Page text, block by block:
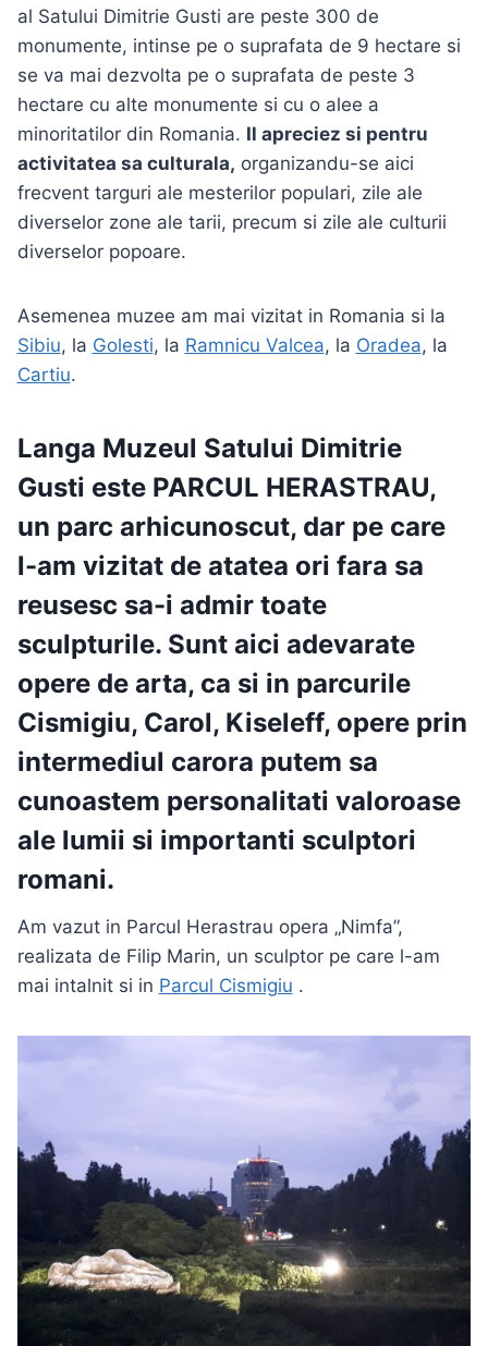
al Satului Dimitrie Gusti are peste 300 de
monumente, intinse pe o suprafata de 9 hectare si
se va mai dezvolta pe o suprafata de peste 3
hectare cu alte monumente si cu o alee a
minoritatilor din Romania. Il apreciez si pentru
activitatea sa culturala, organizandu-se aici
frecvent targuri ale mesterilor populari, zile ale
diverselor zone ale tarii, precum si zile ale culturii
diverselor popoare.
Asemenea muzee am mai vizitat in Romania si la
Sibiu, la Golesti, la Ramnicu Valcea, la Oradea, la
Cartiu.
Langa Muzeul Satului Dimitrie
Gusti este PARCUL HERASTRAU,
un parc arhicunoscut, dar pe care
l-am vizitat de atatea ori fara sa
reusesc sa-i admir toate
sculpturile. Sunt aici adevarate
opere de arta, ca si in parcurile
Cismigiu, Carol, Kiseleff, opere prin
intermediul carora putem sa
cunoastem personalitati valoroase
ale lumii si importanti sculptori
romani.
Am vazut in Parcul Herastrau opera „Nimfa”,
realizata de Filip Marin, un sculptor pe care l-am
mai intalnit si in Parcul Cismigiu .